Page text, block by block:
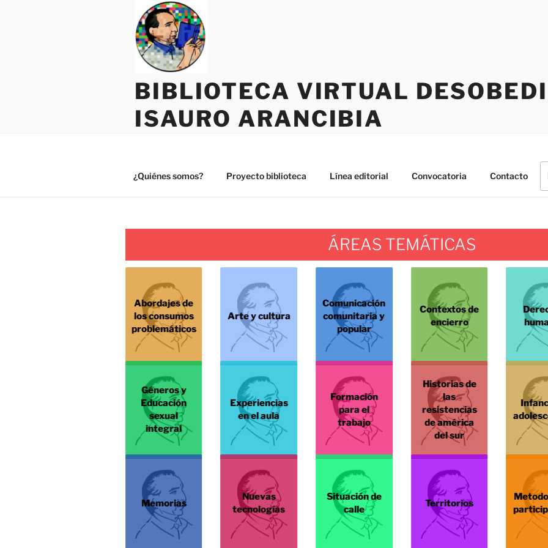
BIBLIOTECA VIRTUAL
ISAURO ARANCIBIA
¿Quiénes somos? Proyecto biblioteca Línea editorial Convocatoria Contacto
ÁREAS TEMÁTICAS
Abordajes de
los consumos
problemáticos
Arte y cultura
Comunicación
comunitaria y
popular
Contextos de
encierro
Géneros y
Educación
sexual
integral
Experiencias
en el aula
Formación
para el
trabajo
Historias de
las
resistencias
de américa
del sur
Memorias
Nuevas
tecnologías
Situación de
calle
Territorios